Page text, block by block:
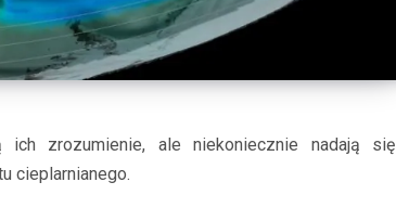
ich zrozumienie, ale niekoniecznie nadają się
cieplarnianego.